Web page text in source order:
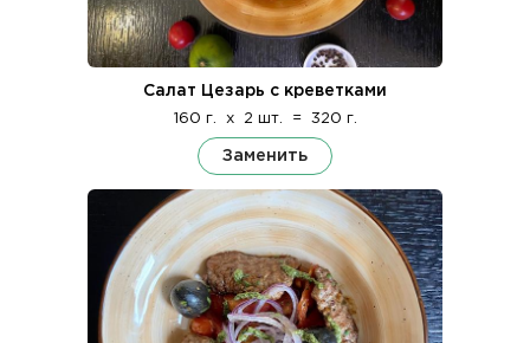
Салат Цезарь с креветками
160 г. x 2 шт. = 320 г.
Заменить